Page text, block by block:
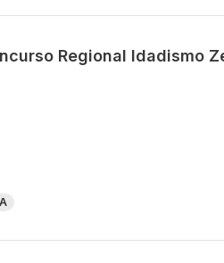
Regional Idadismo